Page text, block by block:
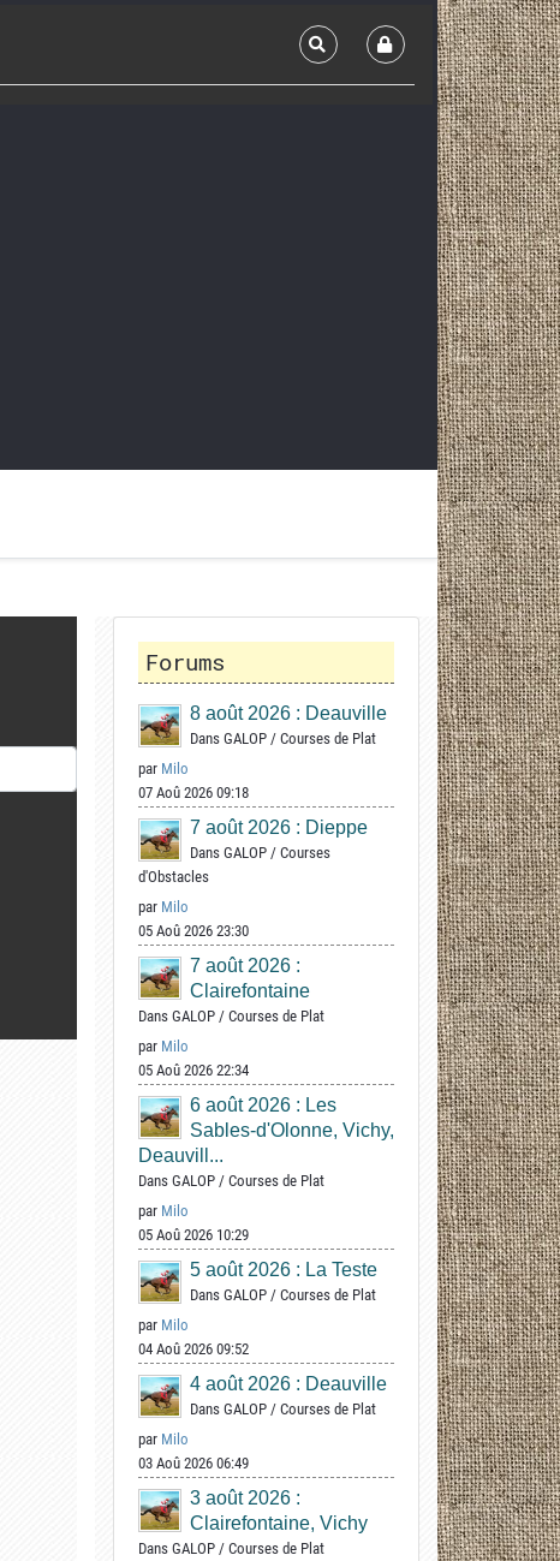
Forums
8 août 2026 : Deauville
Dans GALOP / Courses de Plat
par Milo
07 Aoû 2026 09:18
7 août 2026 : Dieppe
Dans GALOP / Courses
d'Obstacles
par Milo
05 Aoû 2026 23:30
7 août 2026 :
Clairefontaine
Dans GALOP / Courses de Plat
par Milo
05 Aoû 2026 22:34
6 août 2026 : Les
Sables-d'Olonne, Vichy,
Deauvill...
Dans GALOP / Courses de Plat
par Milo
05 Aoû 2026 10:29
5 août 2026 : La Teste
Dans GALOP / Courses de Plat
par Milo
04 Aoû 2026 09:52
4 août 2026 : Deauville
Dans GALOP / Courses de Plat
par Milo
03 Aoû 2026 06:49
3 août 2026 :
Clairefontaine, Vichy
Dans GALOP / Courses de Plat